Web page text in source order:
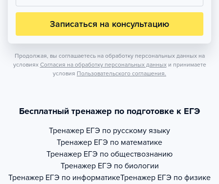
Записаться на консультацию
Продолжая, вы соглашаетесь на обработку персональных данных на
условиях Согласия на обработку персональных данных и принимаете
условия Пользовательского соглашения.
Бесплатный тренажер по подготовке к ЕГЭ
Тренажер ЕГЭ по русскому языку
Тренажер ЕГЭ по математике
Тренажер ЕГЭ по обществознанию
Тренажер ЕГЭ по биологии
Тренажер ЕГЭ по информатикеТренажер ЕГЭ по физике